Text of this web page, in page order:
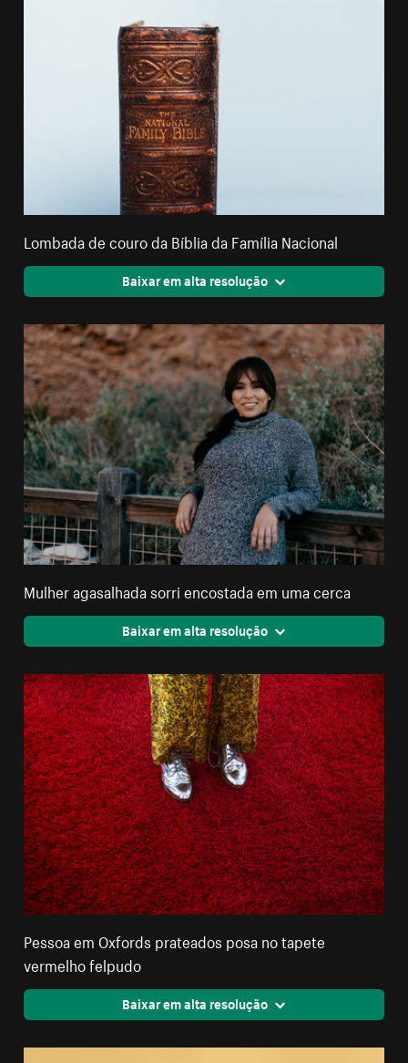
Lombada de couro da Bíblia da Família Nacional
Baixar em alta resolução
Mulher agasalhada sorri encostada em uma cerca
Baixar em alta resolução
Pessoa em Oxfords prateados posa no tapete
vermelho felpudo
Baixar em alta resolução